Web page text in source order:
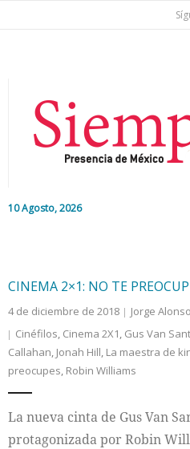
10 Agosto, 2026
Nacional
Colaboradores
Cultura
CINEMA 2×1: NO TE
4 de diciembre de 2018 Jorge
Cinéfilos, Cinema 2X1, Gus Van Sant
Callahan, Jonah Hill, La maestra de
preocupes, Robin Williams
La nueva cinta de Gus Van
protagonizada por Robin